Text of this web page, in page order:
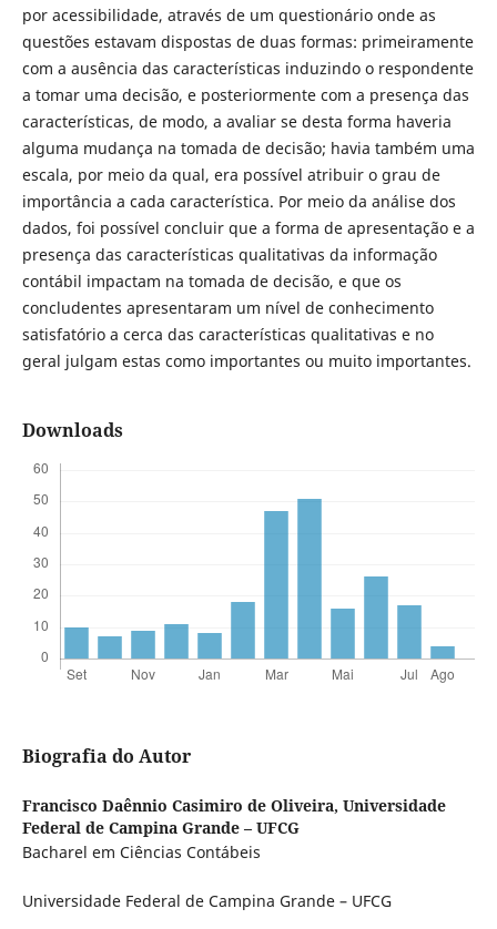
por acessibilidade, através de um questionário onde as
questões estavam dispostas de duas formas: primeiramente
com a ausência das características induzindo o respondente
a tomar uma decisão, e posteriormente com a presença das
características, de modo, a avaliar se desta forma haveria
alguma mudança na tomada de decisão; havia também uma
escala, por meio da qual, era possível atribuir o grau de
importância a cada característica. Por meio da análise dos
dados, foi possível concluir que a forma de apresentação e a
presença das características qualitativas da informação
contábil impactam na tomada de decisão, e que os
concludentes apresentaram um nível de conhecimento
satisfatório a cerca das características qualitativas e no
geral julgam estas como importantes ou muito importantes.
Downloads
Biografia do Autor
Francisco Daênnio Casimiro de Oliveira, Universidade
Federal de Campina Grande – UFCG
Bacharel em Ciências Contábeis
Universidade Federal de Campina Grande – UFCG